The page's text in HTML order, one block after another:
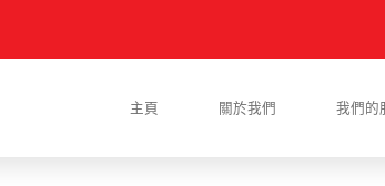
主頁 關於我們 我們的